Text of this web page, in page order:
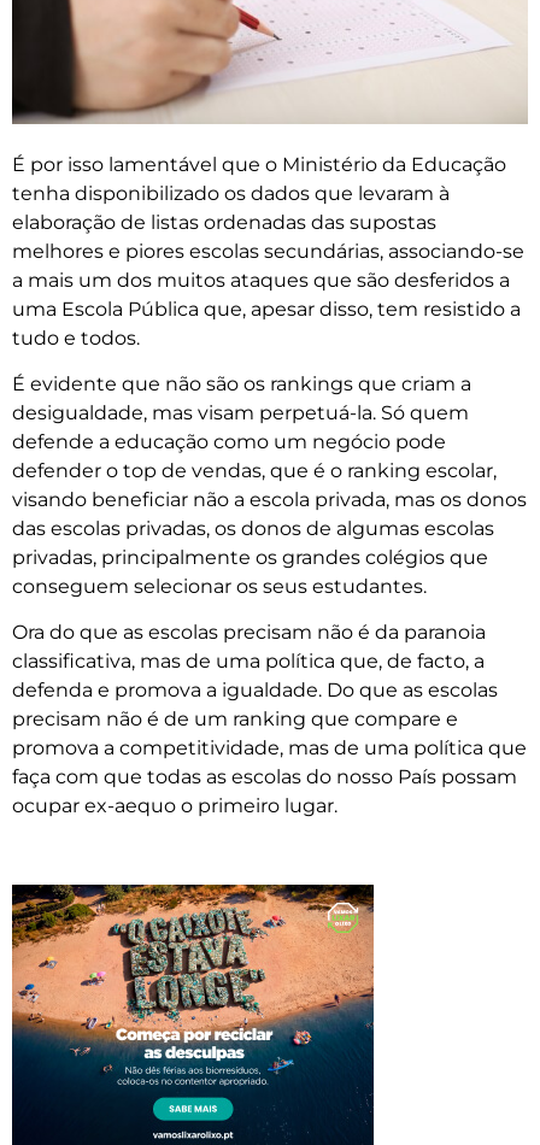
É por isso lamentável que o Ministério da Educação
tenha disponibilizado os dados que levaram à
elaboração de listas ordenadas das supostas
melhores e piores escolas secundárias, associando-se
a mais um dos muitos ataques que são desferidos a
uma Escola Pública que, apesar disso, tem resistido a
tudo e todos.
É evidente que não são os rankings que criam a
desigualdade, mas visam perpetuá-la. Só quem
defende a educação como um negócio pode
defender o top de vendas, que é o ranking escolar,
visando beneficiar não a escola privada, mas os donos
das escolas privadas, os donos de algumas escolas
privadas, principalmente os grandes colégios que
conseguem selecionar os seus estudantes.
Ora do que as escolas precisam não é da paranoia
classificativa, mas de uma política que, de facto, a
defenda e promova a igualdade. Do que as escolas
precisam não é de um ranking que compare e
promova a competitividade, mas de uma política que
faça com que todas as escolas do nosso País possam
ocupar ex-aequo o primeiro lugar.